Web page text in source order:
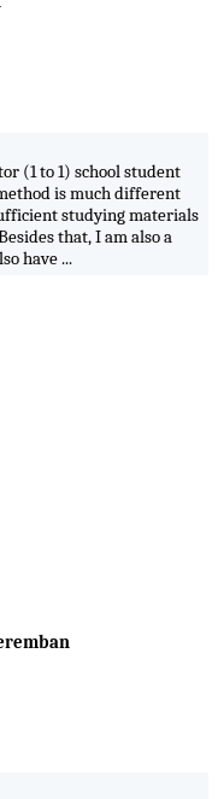
(1 to 1) school student
is much different
studying materials
that, I am also a
have ...